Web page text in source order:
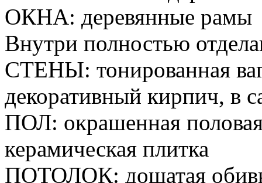
ОКНА: деревянные рамы
Внутри полностью
СТЕНЫ: тонированная
декоративный кирпич, в
ПОЛ: окрашенная
керамическая плитка
ПОТОЛОК: дощатая